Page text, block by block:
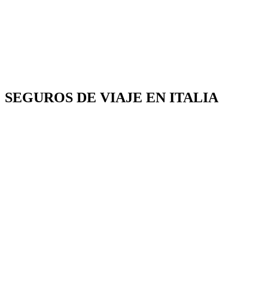
SEGUROS DE VIAJE EN ITALIA